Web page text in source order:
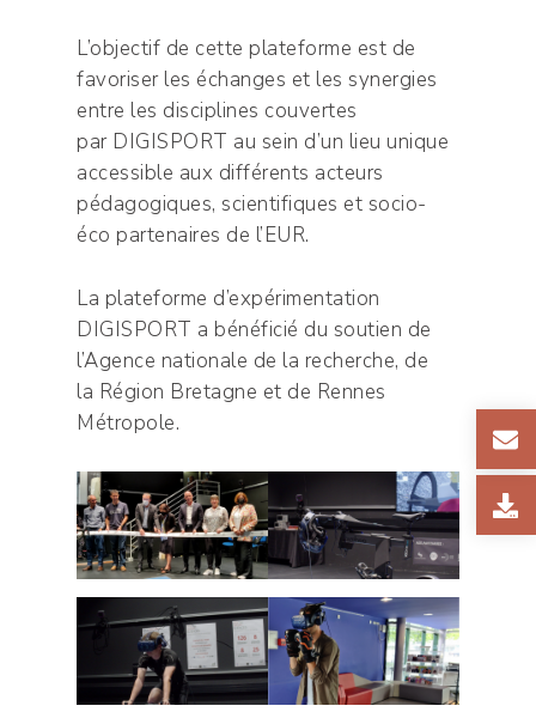
L’objectif de cette plateforme est de
favoriser les échanges et les synergies
entre les disciplines couvertes
par DIGISPORT au sein d’un lieu unique
accessible aux différents acteurs
pédagogiques, scientifiques et socio-
éco partenaires de l’EUR.
La plateforme d’expérimentation
DIGISPORT a bénéficié du soutien de
l’Agence nationale de la recherche, de
la Région Bretagne et de Rennes
Métropole.